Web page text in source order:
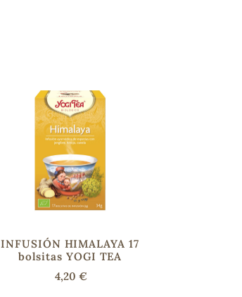
INFUSIÓN HIMALAYA 17
bolsitas YOGI TEA
4,20 €